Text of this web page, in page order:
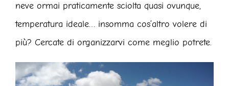
neve ormai praticamente sciolta quasi ovunque,
temperatura ideale… insomma cos’altro volere di
più? Cercate di organizzarvi come meglio potrete.